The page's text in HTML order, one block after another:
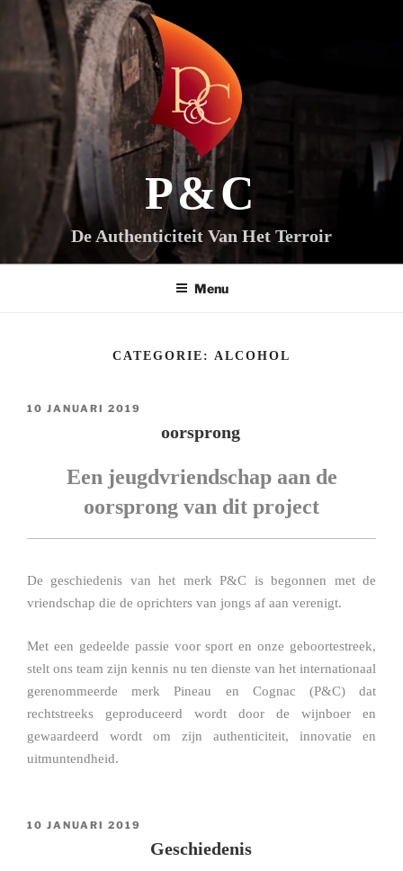
inhoud
P&C
De Authenticiteit Van Het Terroir
Menu
CATEGORIE: ALCOHOL
GEPLAATST
10 JANUARI 2019
oorsprong
Een jeugdvriendschap aan de
oorsprong van dit project
De geschiedenis van het merk P&C is begonnen met de
vriendschap die de oprichters van jongs af aan verenigt.
Met een gedeelde passie voor sport en onze geboortestreek,
stelt ons team zijn kennis nu ten dienste van het internationaal
gerenommeerde merk Pineau en Cognac (P&C) dat
rechtstreeks geproduceerd wordt door de wijnboer en
gewaardeerd wordt om zijn authenticiteit, innovatie en
uitmuntendheid.
GEPLAATST
10 JANUARI 2019
Geschiedenis